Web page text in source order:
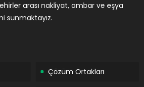
arası nakliyat, ambar ve eşya
sunmaktayız.
Çözüm Ortakları